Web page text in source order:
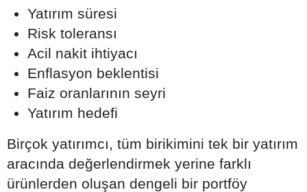
Yatırım süresi
Risk toleransı
Acil nakit ihtiyacı
Enflasyon beklentisi
Faiz oranlarının seyri
Yatırım hedefi
Birçok yatırımcı, tüm birikimini tek bir yatırım
aracında değerlendirmek yerine farklı
ürünlerden oluşan dengeli bir portföy